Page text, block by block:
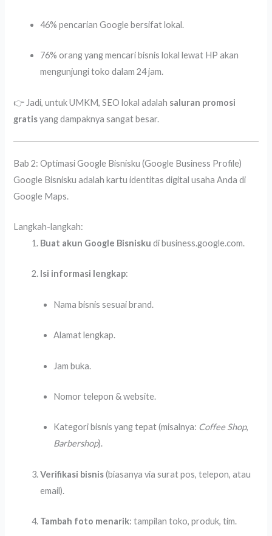
46% pencarian Google bersifat lokal.
76% orang yang mencari bisnis lokal lewat HP akan
mengunjungi toko dalam 24 jam.
👉 Jadi, untuk UMKM, SEO lokal adalah saluran promosi
gratisyang dampaknya sangat besar.
Bab 2: Optimasi Google Bisnisku (Google Business Profile)
Google Bisnisku adalah kartu identitas digital usaha Anda di
Google Maps.
Langkah-langkah:
Buat akun Google Bisnisku di business.google.com.
Isi informasi lengkap:
Nama bisnis sesuai brand.
Alamat lengkap.
Jam buka.
Nomor telepon & website.
Kategori bisnis yang tepat (misalnya: Coffee Shop,
Barbershop).
Verifikasi bisnis(biasanya via surat pos, telepon, atau
email).
Tambah foto menarik: tampilan toko, produk, tim.